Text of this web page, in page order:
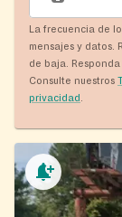
La frecuencia de
mensajes y datos.
de baja.
Consulte nuestros
privacidad